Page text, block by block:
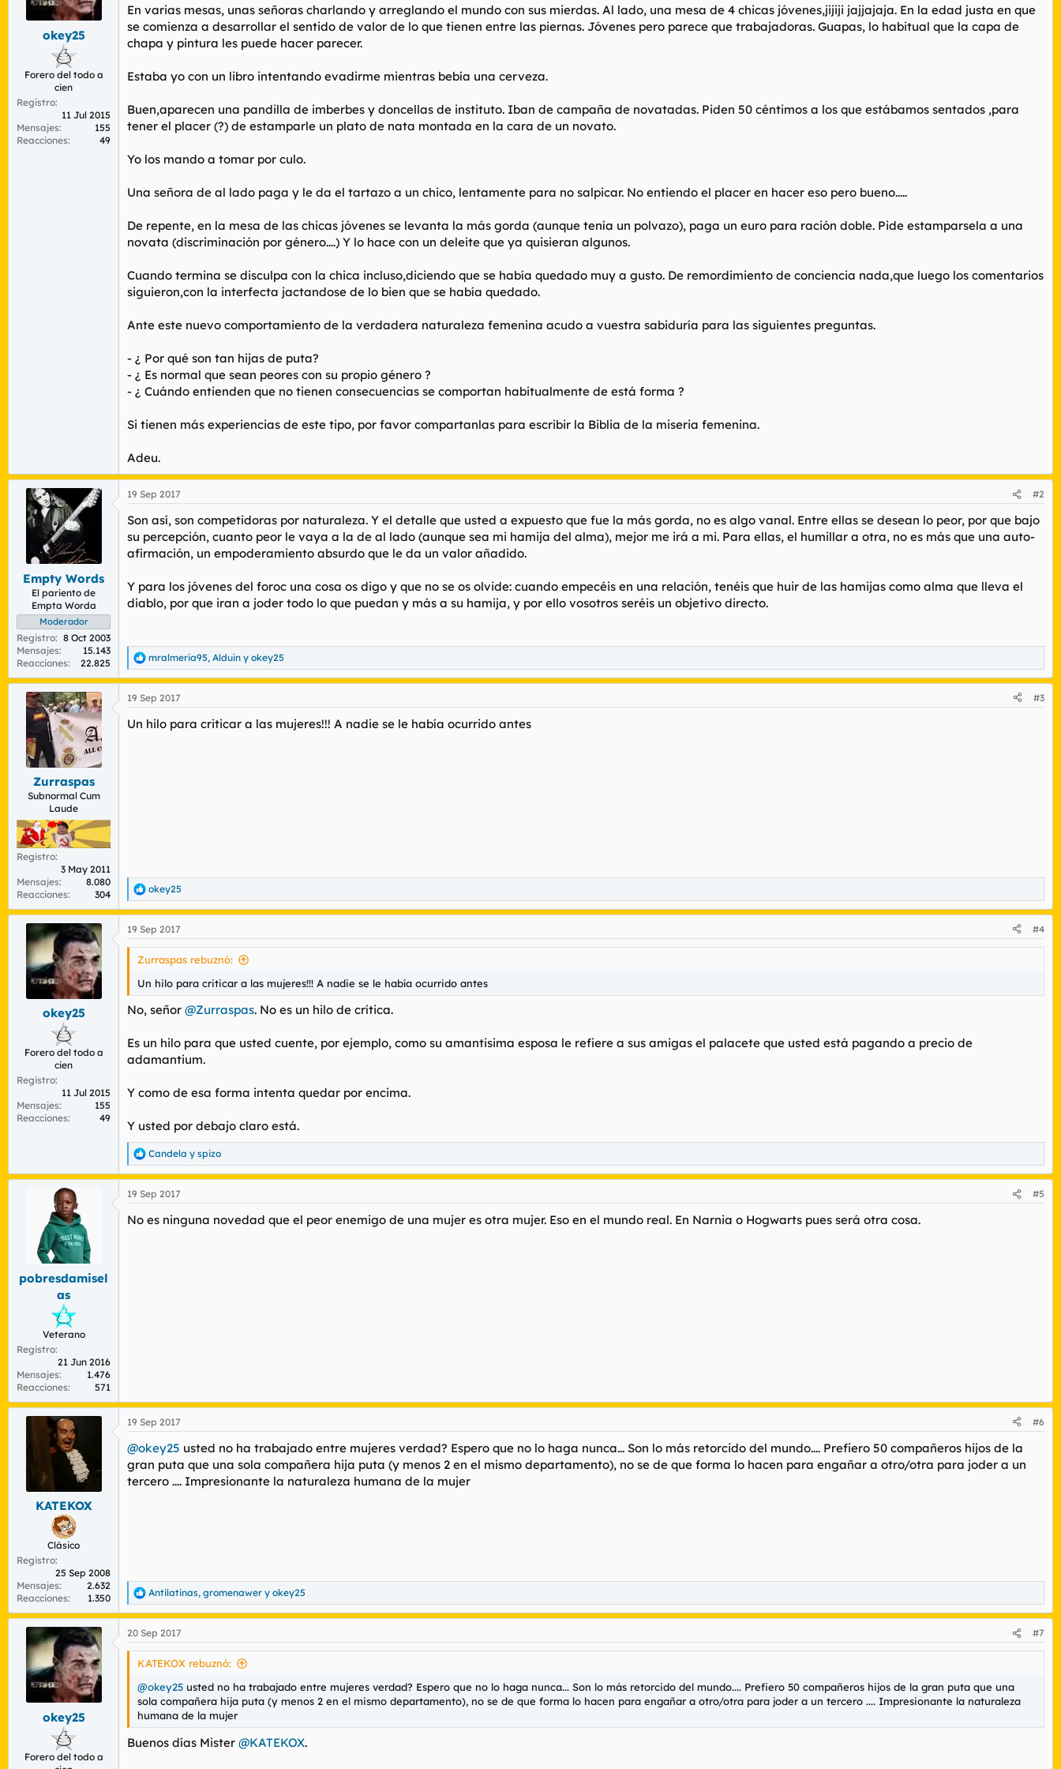
d
e
a
n
i
c
okey25
Forero del todo a
cien
Registro
11 Jul 2015
Mensajes
155
Reacciones
49
En varias mesas, unas señoras charlando y arreglando el mundo con sus mierdas. Al lado, una mesa de 4 chicas jóvenes,jijiji jajjajaja. En la edad justa en que
se comienza a desarrollar el sentido de valor de lo que tienen entre las piernas. Jóvenes pero parece que trabajadoras. Guapas, lo habitual que la capa de
chapa y pintura les puede hacer parecer.
Estaba yo con un libro intentando evadirme mientras bebía una cerveza.
Buen,aparecen una pandilla de imberbes y doncellas de instituto. Iban de campaña de novatadas. Piden 50 céntimos a los que estábamos sentados ,para
tener el placer (?) de estamparle un plato de nata montada en la cara de un novato.
Yo los mando a tomar por culo.
Una señora de al lado paga y le da el tartazo a un chico, lentamente para no salpicar. No entiendo el placer en hacer eso pero bueno.....
De repente, en la mesa de las chicas jóvenes se levanta la más gorda (aunque tenía un polvazo), paga un euro para ración doble. Pide estamparsela a una
novata (discriminación por género....) Y lo hace con un deleite que ya quisieran algunos.
Cuando termina se disculpa con la chica incluso,diciendo que se había quedado muy a gusto. De remordimiento de conciencia nada,que luego los comentarios
siguieron,con la interfecta jactandose de lo bien que se había quedado.
Ante este nuevo comportamiento de la verdadera naturaleza femenina acudo a vuestra sabiduría para las siguientes preguntas.
- ¿ Por qué son tan hijas de puta?
- ¿ Es normal que sean peores con su propio género ?
- ¿ Cuándo entienden que no tienen consecuencias se comportan habitualmente de está forma ?
Si tienen más experiencias de este tipo, por favor compartanlas para escribir la Biblia de la miseria femenina.
Adeu.
Empty Words
El pariento de
Empta Worda
Moderador
Registro
8 Oct 2003
Mensajes
15.143
Reacciones
22.825
19 Sep 2017 #2
Son así, son competidoras por naturaleza. Y el detalle que usted a expuesto que fue la más gorda, no es algo vanal. Entre ellas se desean lo peor, por que bajo
su percepción, cuanto peor le vaya a la de al lado (aunque sea mi hamija del alma), mejor me irá a mi. Para ellas, el humillar a otra, no es más que una auto-
afirmación, un empoderamiento absurdo que le da un valor añadido.
Y para los jóvenes del foroc una cosa os digo y que no se os olvide: cuando empecéis en una relación, tenéis que huir de las hamijas como alma que lleva el
diablo, por que iran a joder todo lo que puedan y más a su hamija, y por ello vosotros seréis un objetivo directo.
R
e
a
c
i
mralmeria95, Alduin y okey25
Zurraspas
Subnormal Cum
Laude
Registro
3 May 2011
Mensajes
8.080
Reacciones
304
19 Sep 2017 #3
Un hilo para criticar a las mujeres!!! A nadie se le había ocurrido antes
R
e
a
c
c
e
s
okey25
okey25
Forero del todo a
cien
Registro
11 Jul 2015
Mensajes
155
Reacciones
49
19 Sep 2017 #4
Zurraspas rebuznó:
Un hilo para criticar a las mujeres!!! A nadie se le había ocurrido antes
No, señor @Zurraspas. No es un hilo de crítica.
Es un hilo para que usted cuente, por ejemplo, como su amantisima esposa le refiere a sus amigas el palacete que usted está pagando a precio de
adamantium.
Y como de esa forma intenta quedar por encima.
Y usted por debajo claro está.
R
e
c
i
Candela y spizo
pobresdamisel
as
Veterano
Registro
21 Jun 2016
Mensajes
1.476
Reacciones
571
19 Sep 2017 #5
No es ninguna novedad que el peor enemigo de una mujer es otra mujer. Eso en el mundo real. En Narnia o Hogwarts pues será otra cosa.
KATEKOX
Clásico
Registro
25 Sep 2008
Mensajes
2.632
Reacciones
1.350
19 Sep 2017 #6
@okey25 usted no ha trabajado entre mujeres verdad? Espero que no lo haga nunca... Son lo más retorcido del mundo.... Prefiero 50 compañeros hijos de la
gran puta que una sola compañera hija puta (y menos 2 en el mismo departamento), no se de que forma lo hacen para engañar a otro/otra para joder a un
tercero .... Impresionante la naturaleza humana de la mujer
R
e
c
c
n
e
Antilatinas, gromenawer y okey25
okey25
Forero del todo a
20 Sep 2017 #7
KATEKOX rebuznó:
@okey25 usted no ha trabajado entre mujeres verdad? Espero que no lo haga nunca... Son lo más retorcido del mundo.... Prefiero 50 compañeros hijos de la gran puta que una
sola compañera hija puta (y menos 2 en el mismo departamento), no se de que forma lo hacen para engañar a otro/otra para joder a un tercero .... Impresionante la naturaleza
humana de la mujer
Buenos días Mister @KATEKOX.